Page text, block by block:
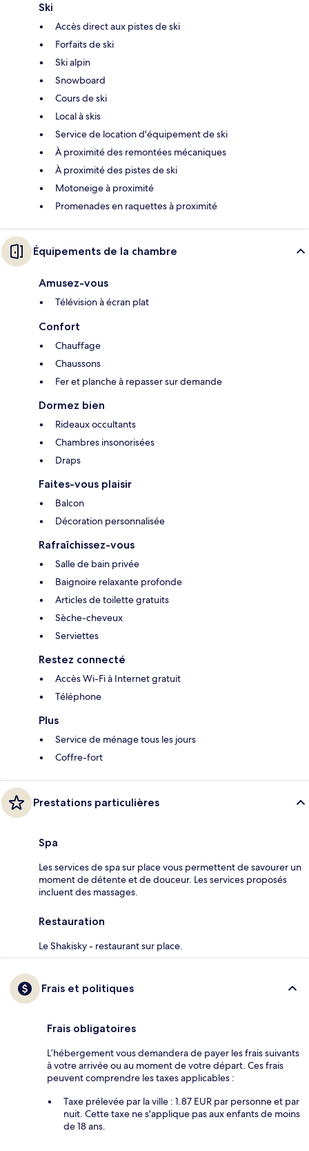
Ski
Accès direct aux pistes de ski
Forfaits de ski
Ski alpin
Snowboard
Cours de ski
Local à skis
Service de location d'équipement de ski
À proximité des remontées mécaniques
À proximité des pistes de ski
Motoneige à proximité
Promenades en raquettes à proximité
Équipements de la chambre
Amusez-vous
Télévision à écran plat
Confort
Chauffage
Chaussons
Fer et planche à repasser sur demande
Dormez bien
Rideaux occultants
Chambres insonorisées
Draps
Faites-vous plaisir
Balcon
Décoration personnalisée
Rafraîchissez-vous
Salle de bain privée
Baignoire relaxante profonde
Articles de toilette gratuits
Sèche-cheveux
Serviettes
Restez connecté
Accès Wi-Fi à Internet gratuit
Téléphone
Plus
Service de ménage tous les jours
Coffre-fort
Prestations particulières
Spa
Les services de spa sur place vous permettent de savourer un
moment de détente et de douceur. Les services proposés
incluent des massages.
Restauration
Le Shakisky - restaurant sur place.
Frais et politiques
Frais obligatoires
L’hébergement vous demandera de payer les frais suivants
à votre arrivée ou au moment de votre départ. Ces frais
peuvent comprendre les taxes applicables :
Taxe prélevée par la ville : 1.87 EUR par personne et par
nuit. Cette taxe ne s'applique pas aux enfants de moins
de 18 ans.